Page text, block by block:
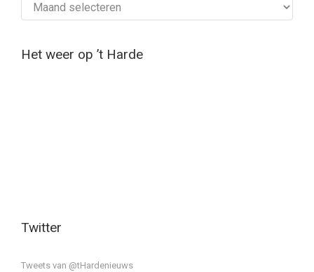
Het weer op ’t Harde
Twitter
Tweets van @tHardenieuws